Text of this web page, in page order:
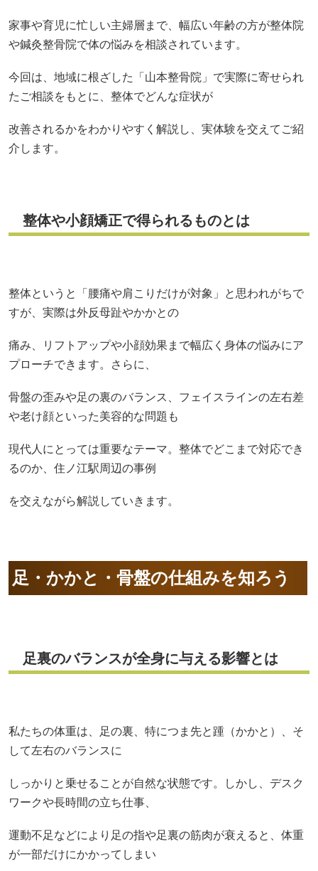
家事や育児に忙しい主婦層まで、幅広い年齢の方が整体院
や鍼灸整骨院で体の悩みを相談されています。
今回は、地域に根ざした「山本整骨院」で実際に寄せられ
たご相談をもとに、整体でどんな症状が
改善されるかをわかりやすく解説し、実体験を交えてご紹
介します。
整体や小顔矯正で得られるものとは
整体というと「腰痛や肩こりだけが対象」と思われがちで
すが、実際は外反母趾やかかとの
痛み、リフトアップや小顔効果まで幅広く身体の悩みにア
プローチできます。さらに、
骨盤の歪みや足の裏のバランス、フェイスラインの左右差
や老け顔といった美容的な問題も
現代人にとっては重要なテーマ。整体でどこまで対応でき
るのか、住ノ江駅周辺の事例
を交えながら解説していきます。
足・かかと・骨盤の仕組みを知ろう
足裏のバランスが全身に与える影響とは
私たちの体重は、足の裏、特につま先と踵（かかと）、そ
して左右のバランスに
しっかりと乗せることが自然な状態です。しかし、デスク
ワークや長時間の立ち仕事、
運動不足などにより足の指や足裏の筋肉が衰えると、体重
が一部だけにかかってしまい